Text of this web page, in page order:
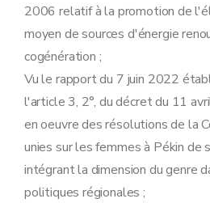
Art. 26
Chapitre 8
Disposition finale
Art. 27
2006 relatif à la promotion de
moyen de sources d'énergie
cogénération ;
Vu le rapport du 7 juin 2022
l'article 3, 2°, du décret du 11
en oeuvre des résolutions de la
unies sur les femmes à Pékin
intégrant la dimension du genre
politiques régionales ;